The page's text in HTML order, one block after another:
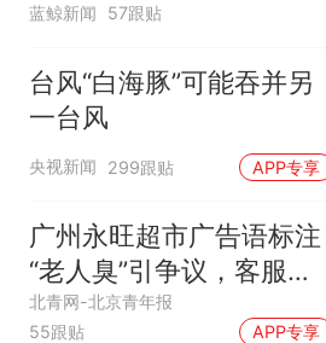
蓝鲸新闻 57跟贴
台风“白海豚”可能吞并另
一台风
央视新闻 299跟贴 APP专享
广州永旺超市广告语标注
“老人臭”引争议，客服回
应
北青网-北京青年报
55跟贴
APP专享